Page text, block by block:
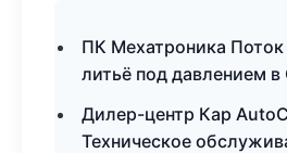
ПК Мехатроника
литьё под давлением в
Дилер-центр Кар
Техническое